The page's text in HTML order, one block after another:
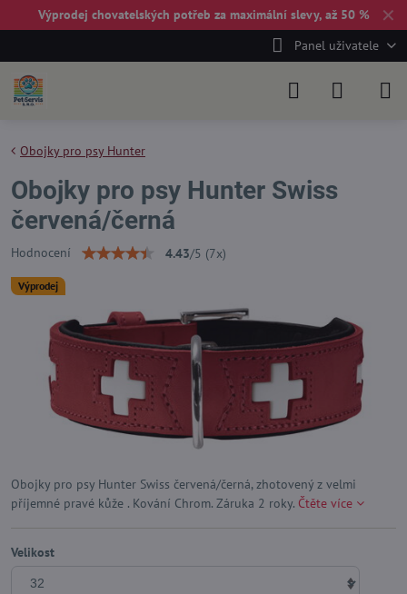
✕
Výprodej chovatelských potřeb za maximální slevy, až 50 %
Panel uživatele
Výprodej
Obojky pro psy Hunter
Obojky pro psy Hunter Swiss
červená/černá
Hodnocení 4.43/5 (7x)
Obojky pro psy Hunter Swiss červená/černá, zhotovený z velmi
příjemné pravé kůže . Kování Chrom. Záruka 2 roky. Čtěte více
Velikost